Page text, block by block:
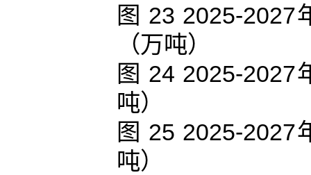
图 23 2025-2027
（万吨）
图 24 2025-2027
吨）
图 25 2025-2027
吨）